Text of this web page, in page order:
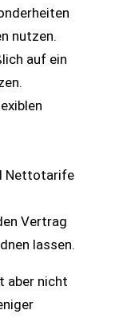
nutzen.
auf ein
Nettotarife
Vertrag
lassen.
aber nicht